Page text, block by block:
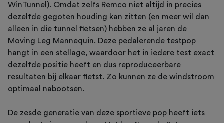
WinTunnel). Omdat zelfs Remco niet altijd in precies
dezelfde gegoten houding kan zitten (en meer wil dan
alleen in die tunnel fietsen) hebben ze al jaren de
Moving Leg Mannequin. Deze pedalerende testpop
hangt in een stellage, waardoor het in iedere test exact
dezelfde positie heeft en dus reproduceerbare
resultaten bij elkaar fietst. Zo kunnen ze de windstroom
optimaal nabootsen.
De zesde generatie van deze sportieve pop heeft iets